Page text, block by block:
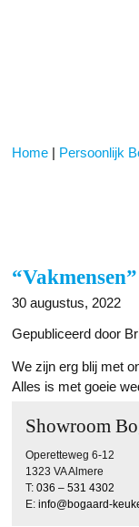
Home | Persoonlijk
“Vakmensen”
30 augustus, 2022
Gepubliceerd door
We zijn erg blij met
Alles is met goeie
Showroom
Operetteweg 6-12
1323 VA Almere
T:036 – 531 4302
E:info@bogaard-